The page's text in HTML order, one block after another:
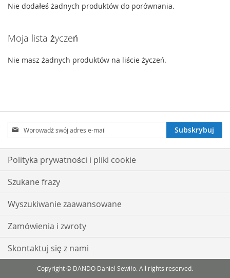
Nie dodałeś żadnych produktów do porównania.
Moja lista życzeń
Nie masz żadnych produktów na liście życzeń.
Subskrybuj
nasz
newsletter:
Subskrybuj
Polityka prywatności i pliki cookie
Szukane frazy
Wyszukiwanie zaawansowane
Zamówienia i zwroty
Skontaktuj się z nami
Copyright © DANDO Daniel Sewiło. All rights reserved.